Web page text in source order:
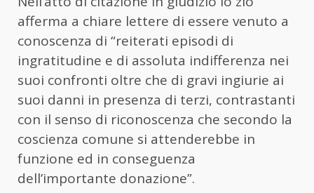
afferma a chiare lettere di essere venuto a
conoscenza di “reiterati episodi di
ingratitudine e di assoluta indifferenza nei
suoi confronti oltre che di gravi ingiurie ai
suoi danni in presenza di terzi, contrastanti
con il senso di riconoscenza che secondo la
coscienza comune si attenderebbe in
funzione ed in conseguenza
dell’importante donazione”.